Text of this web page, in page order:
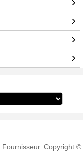
Fournisseur. Copyright ©